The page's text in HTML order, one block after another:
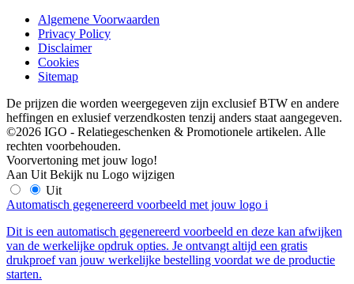
Algemene Voorwaarden
Privacy Policy
Disclaimer
Cookies
Sitemap
De prijzen die worden weergegeven zijn exclusief BTW en andere
heffingen en exlusief verzendkosten tenzij anders staat aangegeven.
©2026 IGO - Relatiegeschenken & Promotionele artikelen. Alle
rechten voorbehouden.
Voorvertoning met jouw logo!
Aan Uit Bekijk nu Logo wijzigen
Uit
Automatisch gegenereerd voorbeeld met jouw logo i
Dit is een automatisch gegenereerd voorbeeld en deze kan afwijken
van de werkelijke opdruk opties. Je ontvangt altijd een gratis
drukproef van jouw werkelijke bestelling voordat we de productie
starten.